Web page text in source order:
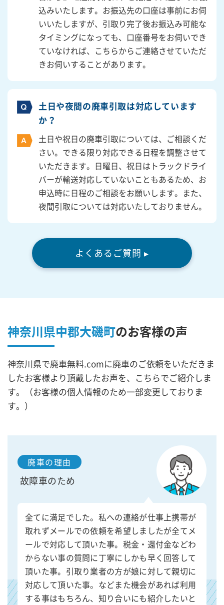
込みいたします。お振込先の口座は事前にお伺
いいたしますが、引取り完了後お振込み可能な
タイミングになっても、口座番号をお伺いでき
ていなければ、こちらからご連絡させていただ
きお伺いすることがあります。
土日や夜間の廃車引取は対応しています
か？
土日や祝日の廃車引取については、ご相談くだ
さい。できる限り対応できる日程を調整させて
いただきます。日曜日、祝日はトラックドライ
バーが輸送対応していないこともあるため、お
申込時に日程のご相談をお願いします。また、
夜間引取については対応いたしておりません。
よくあるご質問 ▸
神奈川県中郡大磯町のお客様の声
神奈川県で廃車無料.comに廃車のご依頼をいただきま
したお客様より頂戴したお声を、こちらでご紹介しま
す。（お客様の個人情報のため一部変更しておりま
す。）
廃車の理由
故障車のため
全てに満足でした。私への連絡が仕事上携帯が
取れずメールでの依頼を希望しましたが全てメ
ールで対応して頂いた事。税金・還付金などわ
からない事の質問に丁寧にしかも早く回答して
頂いた事。引取り業者の方が娘に対して親切に
対応して頂いた事。などまた機会があれば利用
する事はもちろん、知り合いにも紹介したいと